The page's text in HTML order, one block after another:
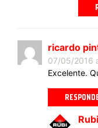
ricardo
07/05/2016
Excelente.
Rubi